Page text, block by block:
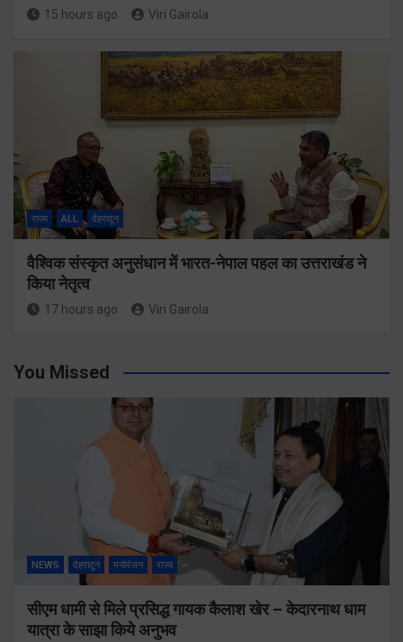
15 hours ago Viri Gairola
राज्य ALL देहरादून
वैश्विक संस्कृत अनुसंधान में भारत-नेपाल पहल का उत्तराखंड ने
किया नेतृत्व
17 hours ago Viri Gairola
You Missed
NEWS देहरादून मनोरंजन राज्य
सीएम धामी से मिले प्रसिद्ध गायक कैलाश खेर – केदारनाथ धाम
यात्रा के साझा किये अनुभव